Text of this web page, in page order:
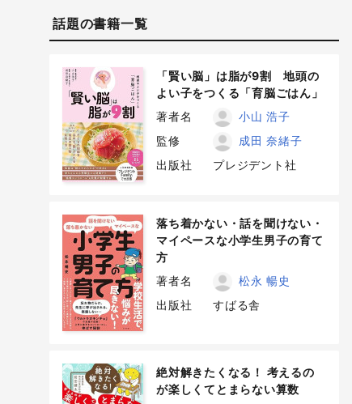
話題の書籍一覧
「賢い脳」は脂が9割 地頭の
よい子をつくる「育脳ごはん」
著者名
小山 浩子
監修
成田 奈緒子
出版社
プレジデント社
落ち着かない・話を聞けない・
マイペースな小学生男子の育て
方
著者名
松永 暢史
出版社
すばる舎
絶対解きたくなる！ 考えるの
が楽しくてとまらない算数